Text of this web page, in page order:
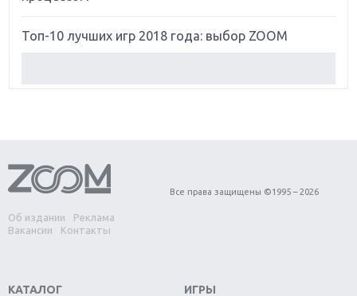
Топ-10 лучших игр 2018 года: выбор ZOOM
Обзор игры Forza Horizon 4: вершина эволюции
Две важных новинки для консолей: Spider-Man и
Divinity Original Sin 2
Switch
Об издании
Реклама
Вакансии
Контакты
Все права защищены ©1995 – 2026
КАТАЛОГ ИГРЫ